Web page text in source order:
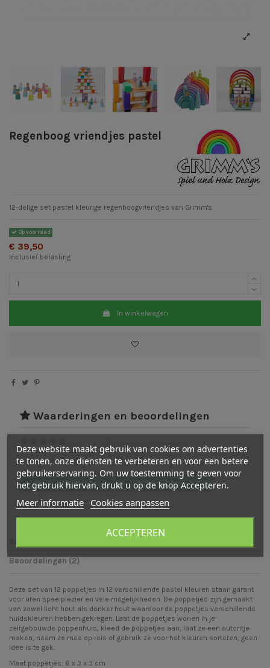
Regenboog vriendjes pastel
12-delige set pastel kleurige regenboogvriendjes van Grimm's
Op voorraad
€ 39,50
Inclusief belasting
In winkelwagen
Waarderingen en beoordelingen
Bekijk verdeling
Bekijk beoordelingen Schrijf een beoordeling
Beoordelingen (2)
Deze set van 12 poppetjes in 12 verschillende pastel kleuren staan garant
voor uren speelplezier en vele mogelijkheden. De poppetjes zijn gemaakt
van zowel licht hout als donker hout waardoor de poppetjes verschillende
huidskleuren hebben gekregen. Laat de poppetjes wonen in je
zelfgebouwde poppenhuis, kleed de poppetjes aan, laat ze een autoritje
maken, neem ze mee op reis of gebruik ze voor het kleuren sorteren, geen
idee is te gek.
Maat poppetjes: 6 x 3 x 3 cm
Deze website maakt gebruik van cookies om advertenties
te tonen, onze diensten te verbeteren en voor een betere
gebruikerservaring. Om uw toestemming te geven voor
het gebruik hiervan, drukt u op de knop Accepteren.
Meer informatie Cookies aanpassen
ACCEPTEREN